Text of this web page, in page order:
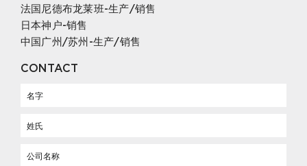
法国尼德布龙莱班-生产/销售
日本神户-销售
中国广州/苏州-生产/销售
CONTACT